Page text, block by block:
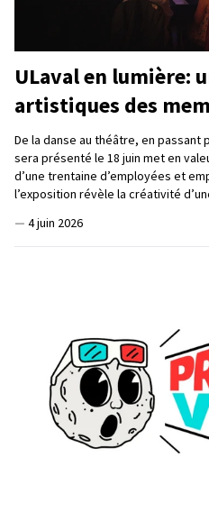
ULaval en lumière:
artistiques des
De la danse au théâtre, en passant
sera présenté le 18 juin met en
d’une trentaine d’employées et
l’exposition révèle la créativité
— 4 juin 2026